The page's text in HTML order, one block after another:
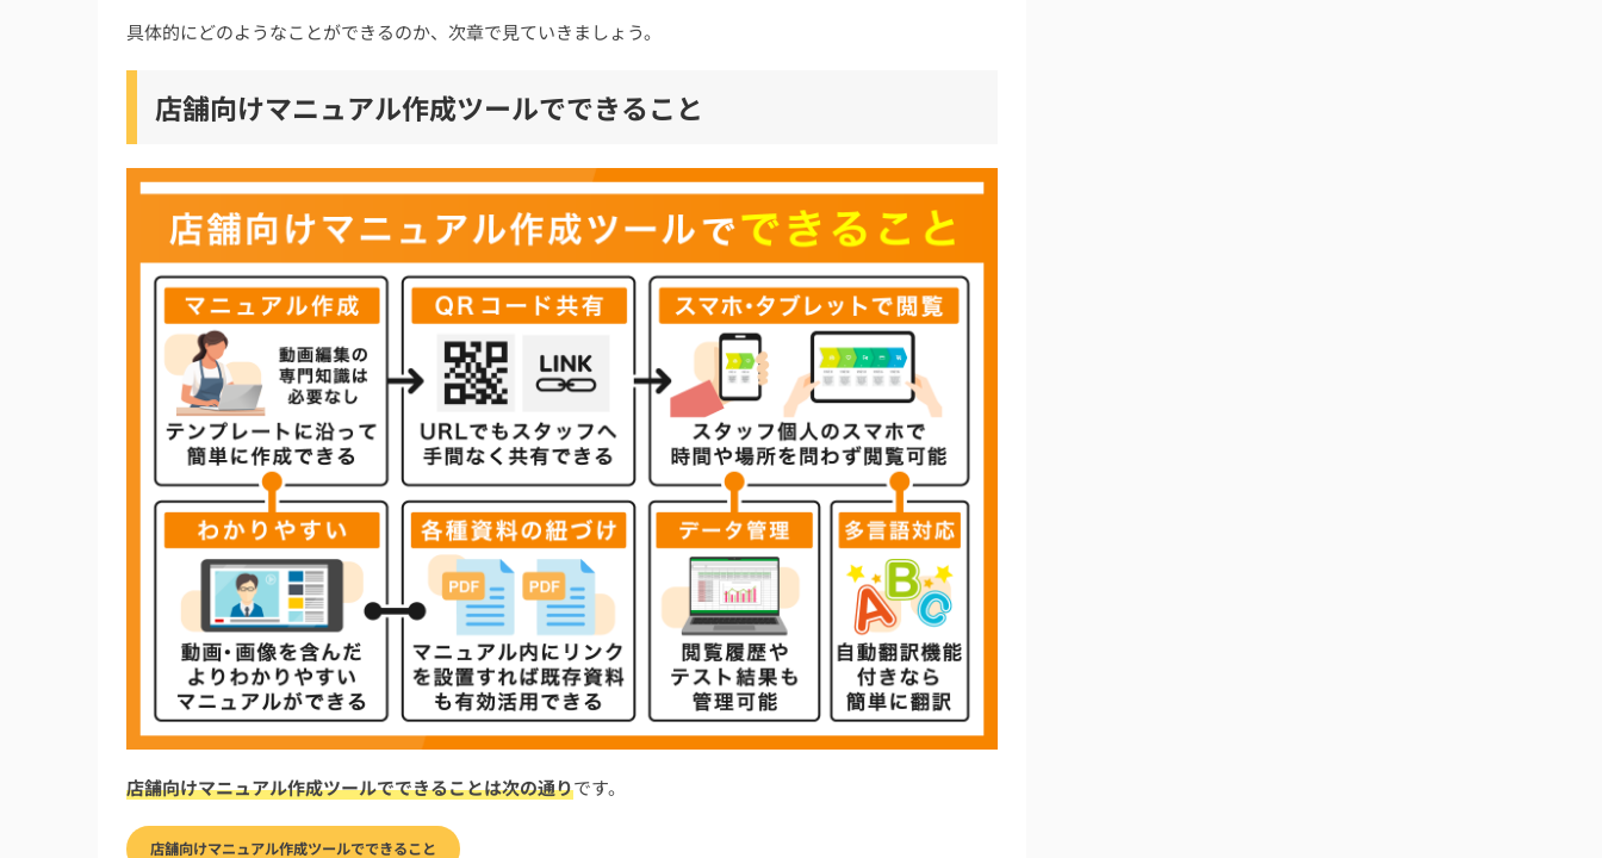
具体的にどのようなことができるのか、次章で見ていきましょう。
店舗向けマニュアル作成ツールでできること
店舗向けマニュアル作成ツールでできることは次の通りです。
店舗向けマニュアル作成ツールでできること